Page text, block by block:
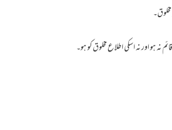
ہو اور نہ اسکی اطلاع مخلوق کو ہو۔